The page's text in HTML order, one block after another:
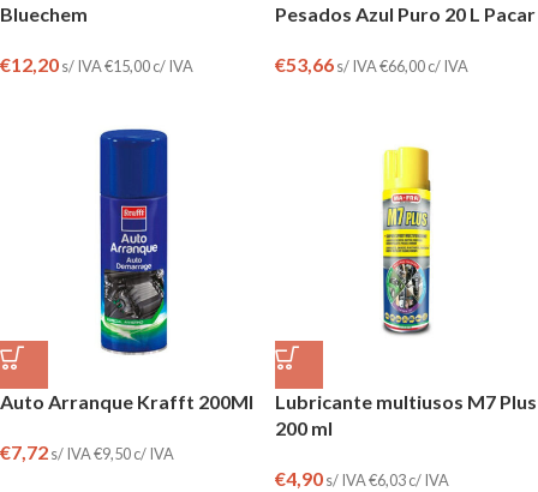
Bluechem
€12,20s/ IVA€15,00c/ IVA
Pesados Azul Puro 20 L Pacar
€53,66s/ IVA€66,00c/ IVA
Auto Arranque Krafft 200Ml
€7,72s/ IVA€9,50c/ IVA
Lubricante multiusos M7 Plus
200 ml
€4,90s/ IVA€6,03c/ IVA